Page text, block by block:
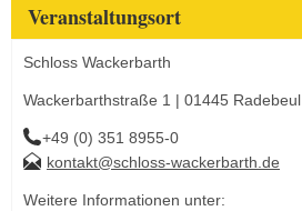
Veranstaltungsort
Schloss Wackerbarth
Wackerbarthstraße 1 | 01445 Radebeul
+49 (0) 351 8955-0
kontakt@schloss-wackerbarth.de
Weitere Informationen unter: